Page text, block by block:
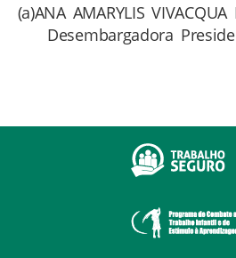
(a)ANA AMARYLIS
Desembargadora